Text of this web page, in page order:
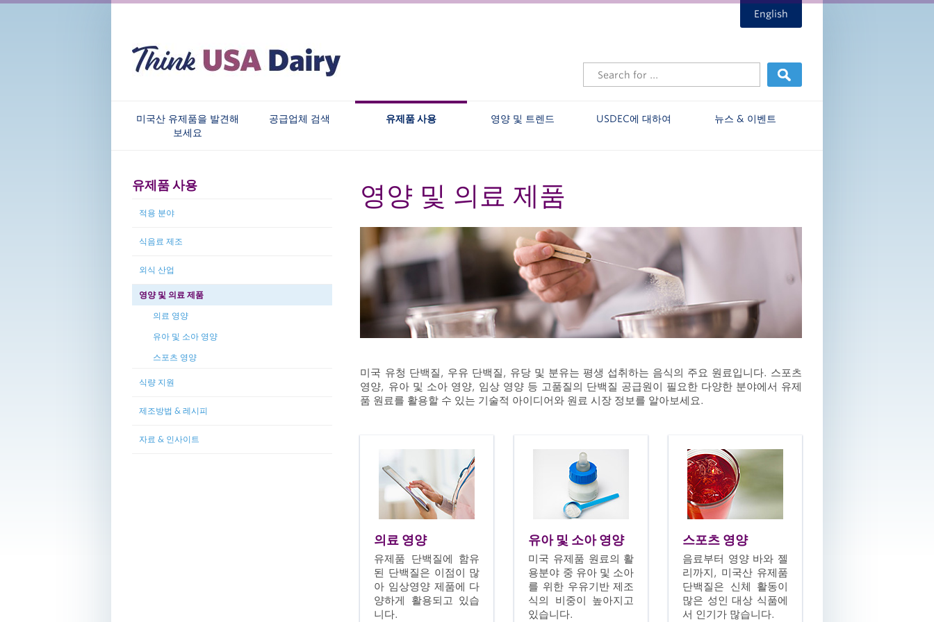
English
미국산 유제품을 발견해
보세요
공급업체 검색 유제품 사용 영양 및 트렌드 USDEC에 대하여 뉴스 & 이벤트
유제품 사용
적용 분야
식음료 제조
외식 산업
영양 및 의료 제품
의료 영양
유아 및 소아 영양
스포츠 영양
식량 지원
제조방법 & 레시피
자료 & 인사이트
영양 및 의료 제품
미국 유청 단백질, 우유 단백질, 유당 및 분유는 평생 섭취하는 음식의 주요 원료입니다. 스포츠
영양, 유아 및 소아 영양, 임상 영양 등 고품질의 단백질 공급원이 필요한 다양한 분야에서 유제
품 원료를 활용할 수 있는 기술적 아이디어와 원료 시장 정보를 알아보세요.
의료 영양
유제품 단백질에 함유
된 단백질은 이점이 많
아 임상영양 제품에 다
양하게 활용되고 있습
니다.
유아 및 소아 영양
미국 유제품 원료의 활
용분야 중 유아 및 소아
를 위한 우유기반 제조
식의 비중이 높아지고
있습니다.
스포츠 영양
음료부터 영양 바와 젤
리까지, 미국산 유제품
단백질은 신체 활동이
많은 성인 대상 식품에
서 인기가 많습니다.